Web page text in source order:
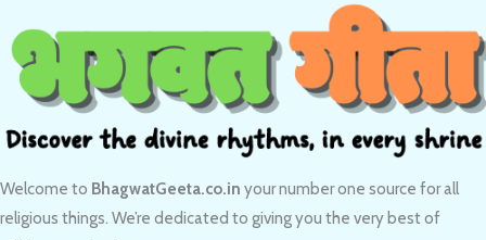
Welcome to BhagwatGeeta.co.in your number one source for all
religious things. We’re dedicated to giving you the very best of